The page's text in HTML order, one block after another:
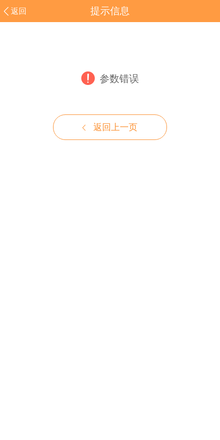
返回 提示信息
参数错误
返回上一页